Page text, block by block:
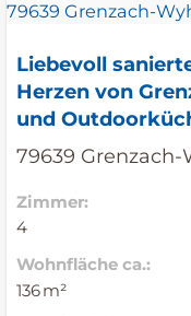
Liebevoll
Herzen von
und
79639
Zimmer:
4
Wohnfläche ca.:
136 m²